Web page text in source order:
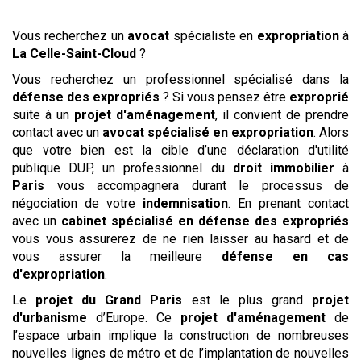
Vous recherchez un avocat spécialiste en expropriation à
La Celle-Saint-Cloud ?
Vous recherchez un professionnel spécialisé dans la
défense des expropriés ? Si vous pensez être exproprié
suite à un projet d'aménagement, il convient de prendre
contact avec un avocat spécialisé en expropriation. Alors
que votre bien est la cible d’une déclaration d'utilité
publique DUP, un professionnel du droit immobilier à
Paris vous accompagnera durant le processus de
négociation de votre indemnisation. En prenant contact
avec un cabinet spécialisé en défense des expropriés
vous vous assurerez de ne rien laisser au hasard et de
vous assurer la meilleure défense en cas
d'expropriation.
Le projet du Grand Paris est le plus grand projet
d'urbanisme d’Europe. Ce projet d'aménagement de
l’espace urbain implique la construction de nombreuses
nouvelles lignes de métro et de l’implantation de nouvelles